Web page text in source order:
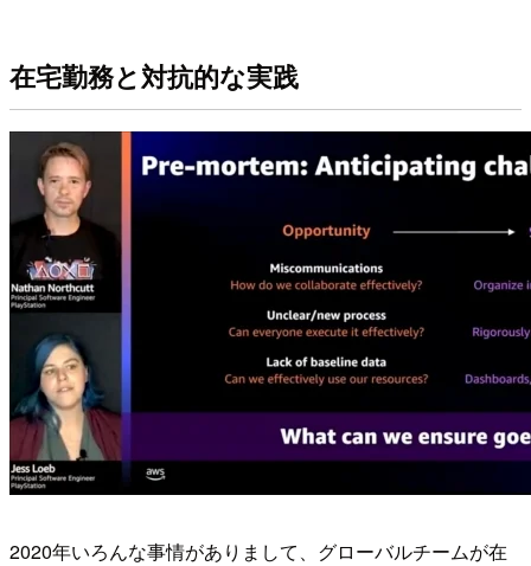
在宅勤務と対抗的な実践
2020年いろんな事情がありまして、グローバルチームが在